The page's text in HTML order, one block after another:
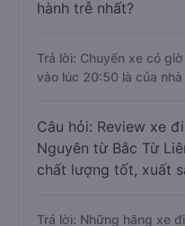
hành trễ nhất?
Trả lời: Chuyến xe có
vào lúc 20:50 là của nhà
Câu hỏi: Review xe
Nguyên từ Bắc Từ
chất lượng tốt, xuất
Trả lời: Những hãng xe